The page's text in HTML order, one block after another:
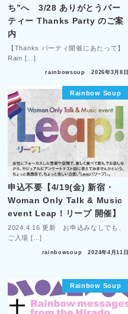
ち”へ 3/28 ありがとうパー
ティー Thanks Party のご案
内
【Thanks パーティ開催にあたって】
Rain […]
rainbowsoup 2026年3月8日
Rainbow Soup
申込不要【4/19(金) 新宿・
Woman Only Talk & Music
event Leap！リープ 開催】
2024.4.16 更新 お申込みなしでも、
ご入場 […]
rainbowsoup 2024年4月11日
Rainbow Soup